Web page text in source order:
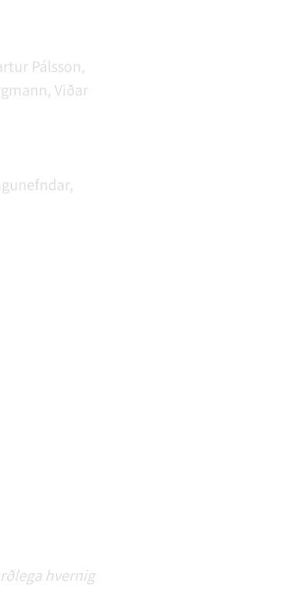
Pálsson,
Viðar
hvernig